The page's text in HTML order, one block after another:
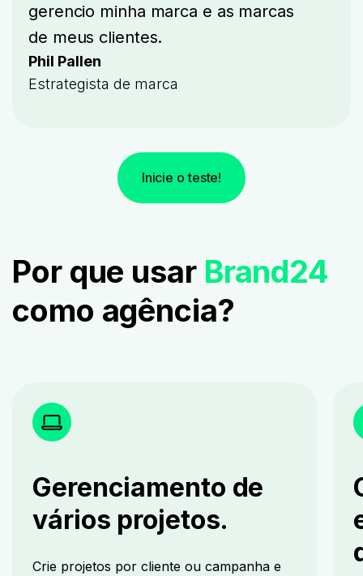
gerencio minha marca e as marcas
de meus clientes.
Phil Pallen
Estrategista de marca
Inicie o teste!
Por que usar Brand24
como agência?
Gerenciamento de
vários projetos.
Crie projetos por cliente ou campanha e